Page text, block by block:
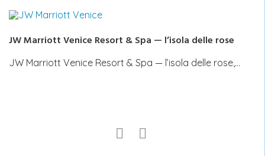
JW Marriott Venice Resort & Spa — l’isola delle rose
JW Marriott Venice Resort & Spa — l’isola delle rose,…